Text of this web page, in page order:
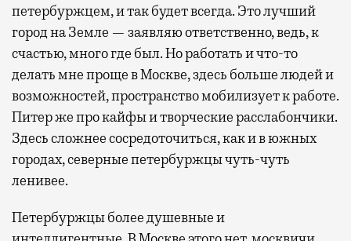
петербуржцем, и так будет всегда. Это лучший
город на Земле — заявляю ответственно, ведь, к
счастью, много где был. Но работать и что-то
делать мне проще в Москве, здесь больше людей и
возможностей, пространство мобилизует к работе.
Питер же про кайфы и творческие расслабончики.
Здесь сложнее сосредоточиться, как и в южных
городах, северные петербуржцы чуть-чуть
ленивее.
Петербуржцы более душевные и